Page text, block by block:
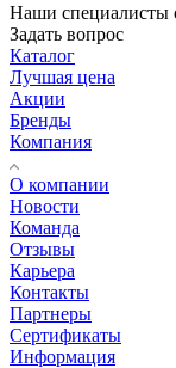
Наши специалисты
Задать вопрос
Каталог
Лучшая цена
Акции
Бренды
Компания
О компании
Новости
Команда
Отзывы
Карьера
Контакты
Партнеры
Сертификаты
Информация